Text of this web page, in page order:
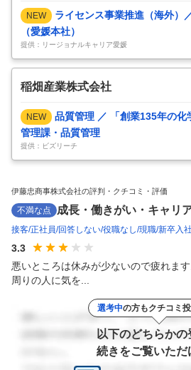
NEW
ライセンス事業推進（海外）
（愛媛本社）
提供：リージョナルキャリア愛媛
稲畑産業株式会社
NEW
品質管理 ／ 「創業135年の化
管理課・品質管理
提供：ビズリーチ
伊藤忠商事株式会社の評判・クチコミ・評価
不満な点 成長・働きがい・キャリ
接客 正社員 回答しない 役職なし 現職 新卒入社
3.3
悪いところは休みが少ないので疲れま
周りの人に気を...
選考中の方もクチコミ投
以下のどちらかの
続きをご覧いただ